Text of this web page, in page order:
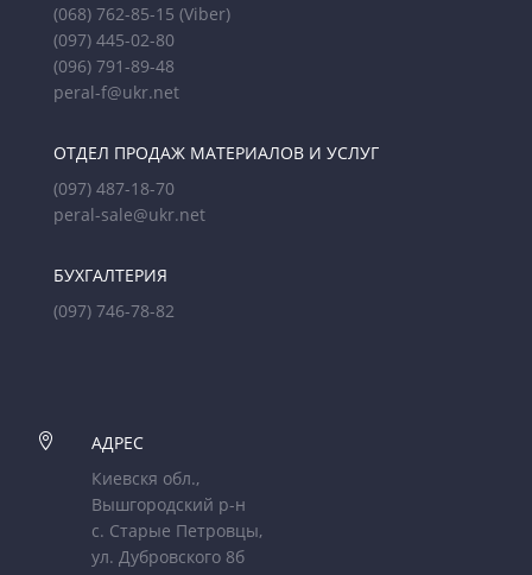
(068) 762-85-15 (Viber)
(097) 445-02-80
(096) 791-89-48
peral-f@ukr.net
ОТДЕЛ ПРОДАЖ МАТЕРИАЛОВ И УСЛУГ
(097) 487-18-70
peral-sale@ukr.net
БУХГАЛТЕРИЯ
(097) 746-78-82

АДРЕС
Киевскя обл.,
Вышгородский р-н
с. Старые Петровцы,
ул. Дубровского 8б